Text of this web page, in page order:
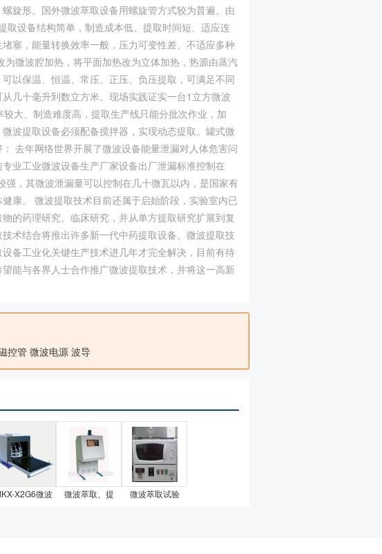
旋形。国外微波萃取设备用螺旋管方式较为普遍。由
设备结构简单，制造成本低、提取时间短、适应连
塞，能量转换效率一般，压力可变性差、不适应多种
微波腔加热，将平面加热改为立体加热，热源由蒸汽
以保温、恒温、常压、正压、负压提取，可满足不同
几十毫升到数立方米。现场实践证实一台1立方微波
大、制造难度高，提取生产线只能分批次作业，加
波提取设备必须配备搅拌器，实现动态提取。罐式微
去年网络世界开展了微波设备能量泄漏对人体危害问
业工业微波设备生产厂家设备出厂泄漏标准控制在
，其微波泄漏量可以控制在几十微瓦以内，是国家有
康。 微波提取技术目前还属于启始阶段，实验室内已
的药理研究、临床研究，并从单方提取研究扩展到复
术结合将推出许多新一代中药提取设备。微波提取技
备工业化关键生产技术进几年才完全解决，目前有待
能与各界人士合作推广微波提取技术，并将这一高新
控管 微波电源 波导
X2G6微波 微波萃取、提 微波萃取试验